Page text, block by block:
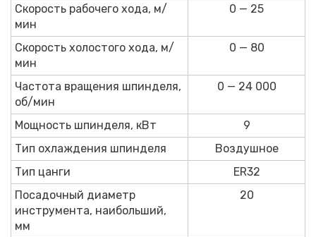
Скорость рабочего хода, м/
мин
0 — 25
Скорость холостого хода, м/
мин
0 — 80
Частота вращения шпинделя,
об/мин
0 — 24 000
Мощность шпинделя, кВт
9
Тип охлаждения шпинделя
Воздушное
Тип цанги
ER32
Посадочный диаметр
инструмента, наибольший,
мм
20